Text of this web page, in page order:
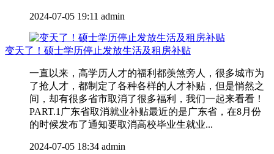
2024-07-05 19:11 admin
变天了！硕士学历停止发放生活及租房补贴
一直以来，高学历人才的福利都羡煞旁人，很多城市为
了抢人才，都制定了各种各样的人才补贴，但是悄然之
间，却有很多省市取消了很多福利，我们一起来看看！
PART.1广东省取消就业补贴最近的是广东省，在8月份
的时候发布了通知要取消高校毕业生就业...
2024-07-05 18:34 admin